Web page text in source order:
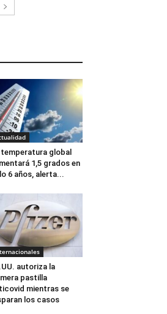
temperatura global
1,5 grados en
6 años, alerta...
autoriza la
pastilla
mientras se
los casos